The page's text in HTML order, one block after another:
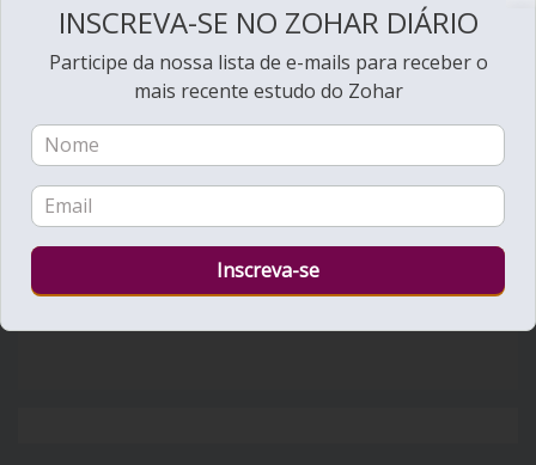
Site
Guardar o meu nome, email e site neste
navegador para a próxima vez que eu comentar.
INSCREVA-SE NO ZOHAR DIÁRIO
Participe da nossa lista de e-mails para receber o
mais recente estudo do Zohar